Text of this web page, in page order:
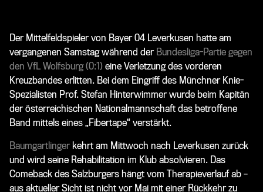
Der Mittelfeldspieler von Bayer 04 Leverkusen hatte am
vergangenen Samstag während der Bundesliga-Partie gegen
den VfL Wolfsburg (0:1) eine Verletzung des vorderen
Kreuzbandes erlitten. Bei dem Eingriff des Münchner Knie-
Spezialisten Prof. Stefan Hinterwimmer wurde beim Kapitän
der österreichischen Nationalmannschaft das betroffene
Band mittels eines „Fibertape“ verstärkt.
Baumgartlinger kehrt am Mittwoch nach Leverkusen zurück
und wird seine Rehabilitation im Klub absolvieren. Das
Comeback des Salzburgers hängt vom Therapieverlauf ab –
aus aktueller Sicht ist nicht vor Mai mit einer Rückkehr zu